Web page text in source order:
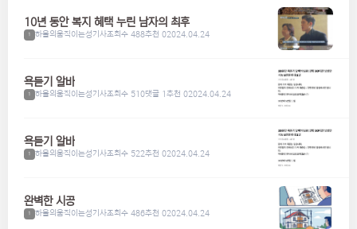
10년 동안 복지 혜택 누린 남자의 최후
1 하울의움직이는성기사조회수 488추천 02024.04.24
욕듣기 알바
1 하울의움직이는성기사조회수 510댓글 1추천 02024.04.24
욕듣기 알바
1 하울의움직이는성기사조회수 522추천 02024.04.24
완벽한 시공
1 하울의움직이는성기사조회수 486추천 02024.04.24